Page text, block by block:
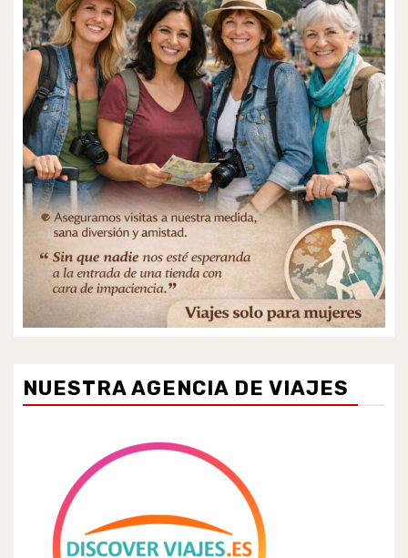
NUESTRA AGENCIA DE VIAJES